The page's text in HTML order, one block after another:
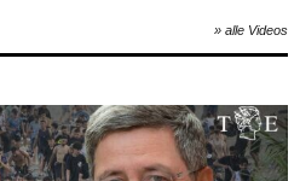
» alle Videos